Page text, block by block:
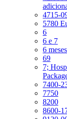
4715-
5780
6
6 e 7
6
69
7;
7400-
7750
8200
8600-